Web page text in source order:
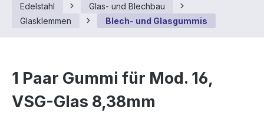
Edelstahl
Glas- und Blechbau
Glasklemmen
Blech- und Glasgummis
1 Paar Gummi für Mod. 16,
VSG-Glas 8,38mm